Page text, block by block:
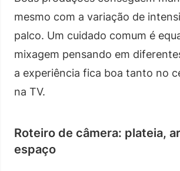
mesmo com a variação de
palco. Um cuidado comum é
mixagem pensando em
a experiência fica boa tanto no
na TV.
Roteiro de câmera: plateia,
espaço